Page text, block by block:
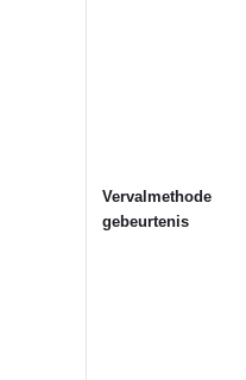
Vervalmethode
gebeurtenis